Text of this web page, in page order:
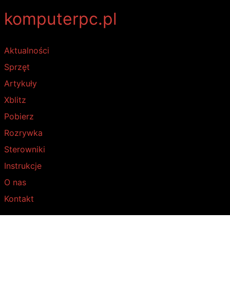
komputerpc.pl
Aktualności
Sprzęt
Artykuły
Xblitz
Pobierz
Rozrywka
Sterowniki
Instrukcje
O nas
Kontakt